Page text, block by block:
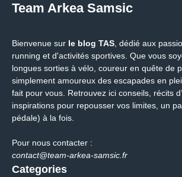
Team Arkea Samsic
Bienvenue sur le blog TAS , dédié aux
running et d'activités sportives. Que vous
longues sorties à vélo, coureur en quête de
simplement amoureux des escapades en
fait pour vous. Retrouvez ici conseils, récits
inspirations pour repousser vos limites, un
pédale) à la fois.
Pour nous contacter :
contact@team-arkea-samsic.fr
Categories